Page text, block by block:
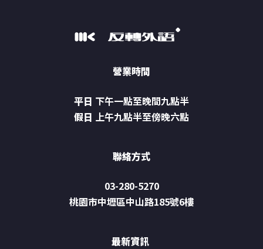
營業時間
平日 下午一點至晚間九點半
假日 上午九點半至傍晚六點
聯絡方式
03-280-5270
桃園市中壢區中山路185號6樓
最新資訊